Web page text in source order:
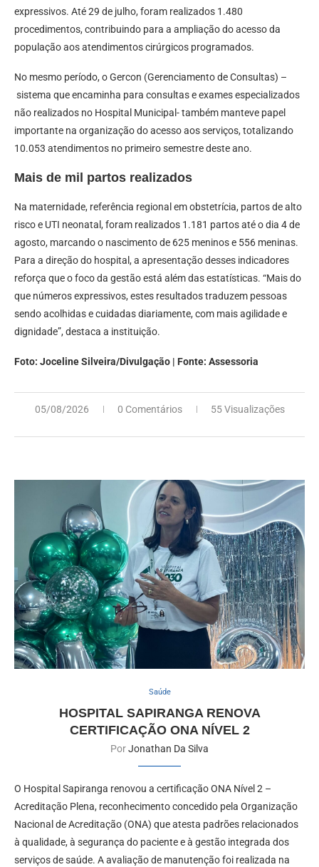
expressivos. Até 29 de julho, foram realizados 1.480
procedimentos, contribuindo para a ampliação do acesso da
população aos atendimentos cirúrgicos programados.
No mesmo período, o Gercon (Gerenciamento de Consultas) –
sistema que encaminha para consultas e exames especializados
não realizados no Hospital Municipal- também manteve papel
importante na organização do acesso aos serviços, totalizando
10.053 atendimentos no primeiro semestre deste ano.
Mais de mil partos realizados
Na maternidade, referência regional em obstetrícia, partos de alto
risco e UTI neonatal, foram realizados 1.181 partos até o dia 4 de
agosto, marcando o nascimento de 625 meninos e 556 meninas.
Para a direção do hospital, a apresentação desses indicadores
reforça que o foco da gestão está além das estatísticas. “Mais do
que números expressivos, estes resultados traduzem pessoas
sendo acolhidas e cuidadas diariamente, com mais agilidade e
dignidade”, destaca a instituição.
Foto: Joceline Silveira/Divulgação | Fonte: Assessoria
05/08/2026 0 Comentários 55 Visualizações
Saúde
HOSPITAL SAPIRANGA RENOVA
CERTIFICAÇÃO ONA NÍVEL 2
PorJonathan Da Silva
O Hospital Sapiranga renovou a certificação ONA Nível 2 –
Acreditação Plena, reconhecimento concedido pela Organização
Nacional de Acreditação (ONA) que atesta padrões relacionados
à qualidade, à segurança do paciente e à gestão integrada dos
serviços de saúde. A avaliação de manutenção foi realizada na